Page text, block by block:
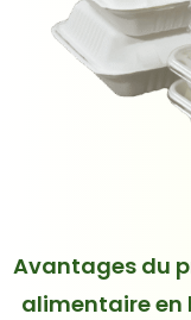
Avantages du
alimentaire en